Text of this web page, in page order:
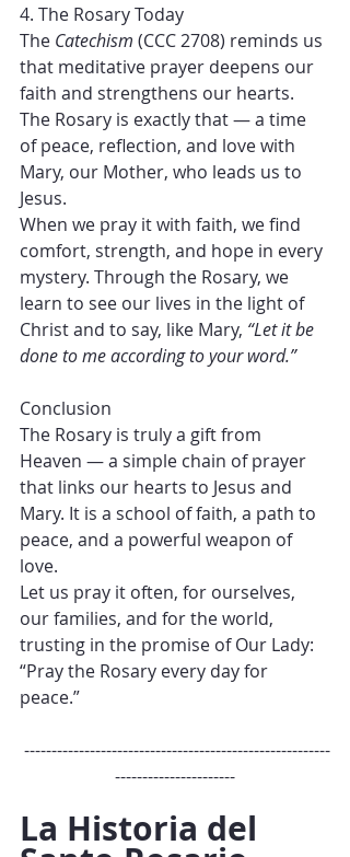
4. The Rosary Today
The Catechism (CCC 2708) reminds us
that meditative prayer deepens our
faith and strengthens our hearts.
The Rosary is exactly that — a time
of peace, reflection, and love with
Mary, our Mother, who leads us to
Jesus.
When we pray it with faith, we find
comfort, strength, and hope in every
mystery. Through the Rosary, we
learn to see our lives in the light of
Christ and to say, like Mary, “Let it be
done to me according to your word.”
Conclusion
The Rosary is truly a gift from
Heaven — a simple chain of prayer
that links our hearts to Jesus and
Mary. It is a school of faith, a path to
peace, and a powerful weapon of
love.
Let us pray it often, for ourselves,
our families, and for the world,
trusting in the promise of Our Lady:
“Pray the Rosary every day for
peace.”
--------------------------------------------------------
----------------------
La Historia del